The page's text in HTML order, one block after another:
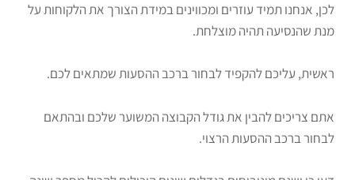
לכן, אנחנו תמיד עוזרים ומכווינים במידת הצורך את הלקוחות על
מנת שהנסיעה תהיה מוצלחת.
ראשית, עליכם להקפיד לבחור ברכב ההסעות שמתאים לכם.
אתם צריכים להבין את גודל הקבוצה המשוער שלכם ובהתאם
לבחור ברכב ההסעות הרצוי.